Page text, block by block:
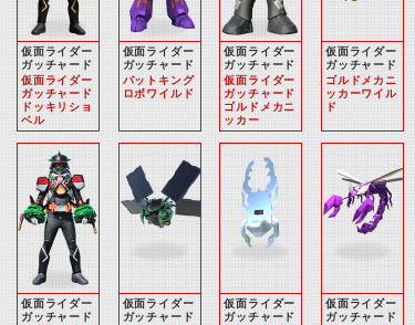
仮面ライダー
ガッチャード
仮面ライダー
ガッチャード
ドッキリショ
ベル
仮面ライダー
ガッチャード
バットキング
ロボワイルド
仮面ライダー
ガッチャード
仮面ライダー
ガッチャード
ゴルドメカニ
ッカー
仮面ライダー
ガッチャード
ゴルドメカニ
ッカーワイル
ド
仮面ライダー
ガッチャード
仮面ライダー
ガッチャード
仮面ライダー
ガッチャード
仮面ライダー
ガッチャード